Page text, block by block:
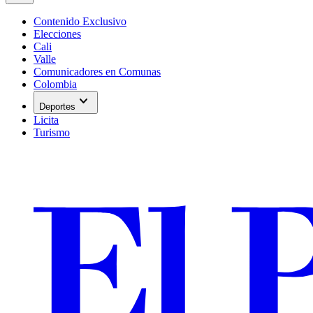
Contenido Exclusivo
Elecciones
Cali
Valle
Comunicadores en Comunas
Colombia
Deportes expand_more
Licita
Turismo